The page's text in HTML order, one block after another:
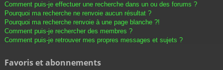
Comment puis-je effectuer une recherche dans un ou des forums ?
Pourquoi ma recherche ne renvoie aucun résultat ?
Pourquoi ma recherche renvoie à une page blanche ?!
Comment puis-je rechercher des membres ?
Comment puis-je retrouver mes propres messages et sujets ?
Favoris et abonnements